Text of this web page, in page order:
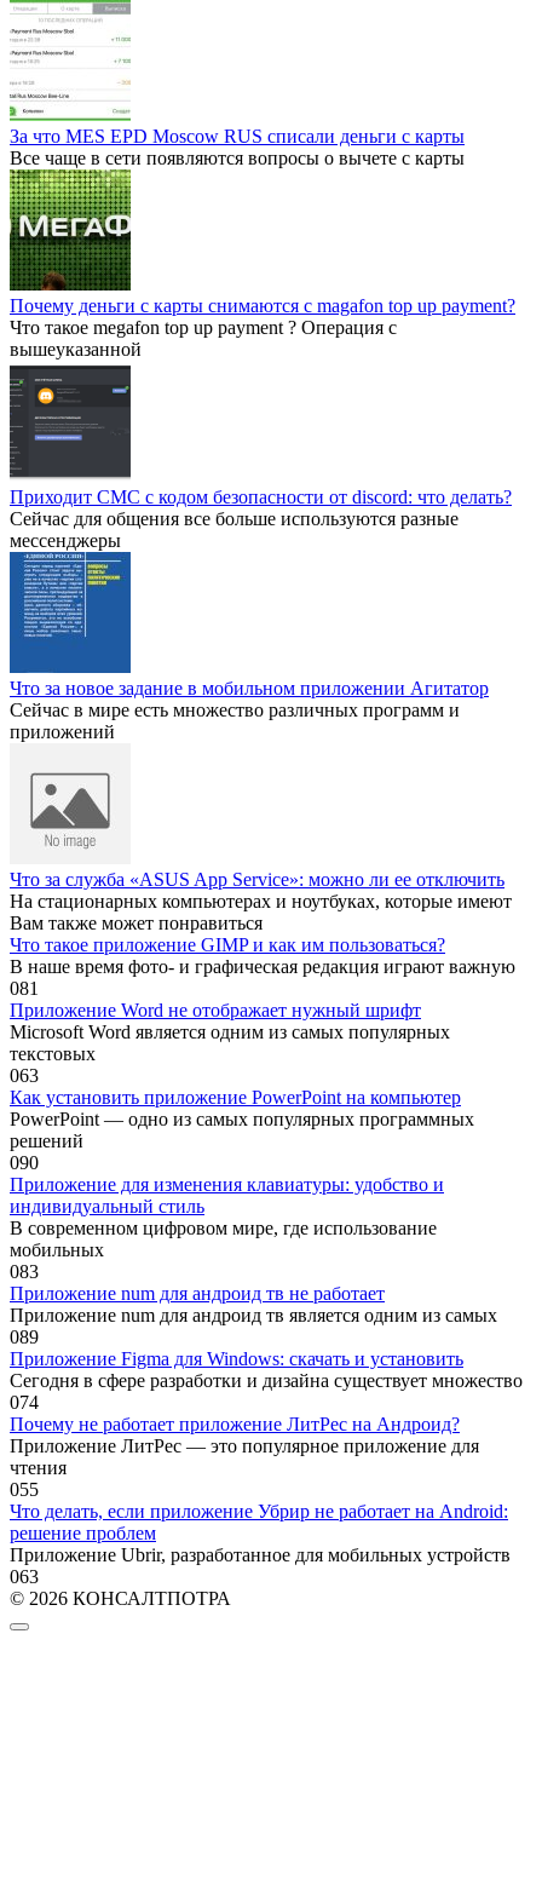
За что MES EPD Moscow RUS списали деньги с карты
Все чаще в сети появляются вопросы о вычете с карты
Почему деньги с карты снимаются с magafon top up payment?
Что такое megafon top up payment ? Операция с
вышеуказанной
Приходит СМС с кодом безопасности от discord: что делать?
Сейчас для общения все больше используются разные
мессенджеры
Что за новое задание в мобильном приложении Агитатор
Сейчас в мире есть множество различных программ и
приложений
Что за служба «ASUS App Service»: можно ли ее отключить
На стационарных компьютерах и ноутбуках, которые имеют
Вам также может понравиться
Что такое приложение GIMP и как им пользоваться?
В наше время фото- и графическая редакция играют важную
081
Приложение Word не отображает нужный шрифт
Microsoft Word является одним из самых популярных
текстовых
063
Как установить приложение PowerPoint на компьютер
PowerPoint — одно из самых популярных программных
решений
090
Приложение для изменения клавиатуры: удобство и
индивидуальный стиль
В современном цифровом мире, где использование
мобильных
083
Приложение num для андроид тв не работает
Приложение num для андроид тв является одним из самых
089
Приложение Figma для Windows: скачать и установить
Сегодня в сфере разработки и дизайна существует множество
074
Почему не работает приложение ЛитРес на Андроид?
Приложение ЛитРес — это популярное приложение для
чтения
055
Что делать, если приложение Убрир не работает на Android:
решение проблем
Приложение Ubrir, разработанное для мобильных устройств
063
© 2026 КОНСАЛТПОТРА